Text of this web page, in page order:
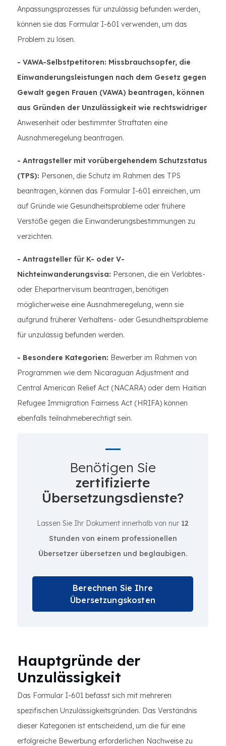
Anpassungsprozesses für unzulässig befunden werden,
können sie das Formular I-601 verwenden, um das
Problem zu lösen.
- VAWA-Selbstpetitoren: Missbrauchsopfer, die
Einwanderungsleistungen nach dem Gesetz gegen
Gewalt gegen Frauen (VAWA) beantragen, können
aus Gründen der Unzulässigkeit wie rechtswidriger
Anwesenheit oder bestimmter Straftaten eine
Ausnahmeregelung beantragen.
- Antragsteller mit vorübergehendem Schutzstatus
(TPS): Personen, die Schutz im Rahmen des TPS
beantragen, können das Formular I-601 einreichen, um
auf Gründe wie Gesundheitsprobleme oder frühere
Verstöße gegen die Einwanderungsbestimmungen zu
verzichten.
- Antragsteller für K- oder V-
Nichteinwanderungsvisa: Personen, die ein Verlobtes-
oder Ehepartnervisum beantragen, benötigen
möglicherweise eine Ausnahmeregelung, wenn sie
aufgrund früherer Verhaltens- oder Gesundheitsprobleme
für unzulässig befunden werden.
- Besondere Kategorien: Bewerber im Rahmen von
Programmen wie dem Nicaraguan Adjustment and
Central American Relief Act (NACARA) oder dem Haitian
Refugee Immigration Fairness Act (HRIFA) können
ebenfalls teilnahmeberechtigt sein.
Benötigen Sie
zertifizierte
Übersetzungsdienste?
Lassen Sie Ihr Dokument innerhalb von nur 12
Stunden von einem professionellen
Übersetzer übersetzen und beglaubigen.
Berechnen Sie Ihre
Übersetzungskosten
Hauptgründe der
Unzulässigkeit
Das Formular I-601 befasst sich mit mehreren
spezifischen Unzulässigkeitsgründen. Das Verständnis
dieser Kategorien ist entscheidend, um die für eine
erfolgreiche Bewerbung erforderlichen Nachweise zu